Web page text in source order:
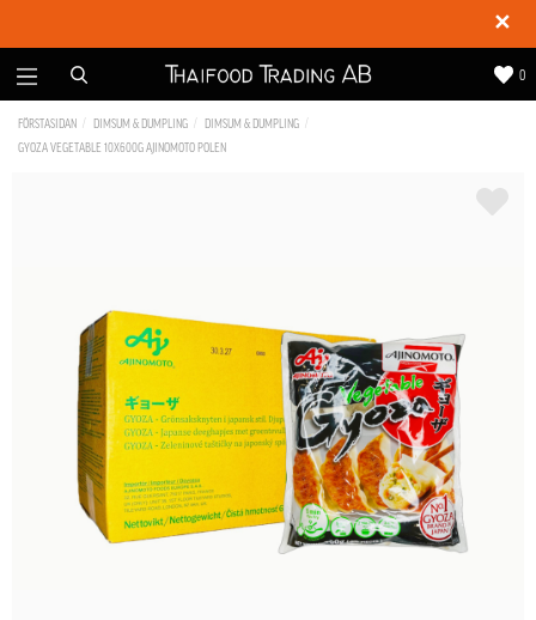
✕
0
FÖRSTASIDAN DIMSUM & DUMPLING
DIMSUM & DUMPLING
GYOZA VEGETABLE 10X600G AJINOMOTO POLEN